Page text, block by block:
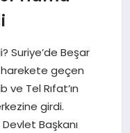
Suriye’de Beşar
harekete geçen
Tel Rıfat’ın
girdi.
Başkanı